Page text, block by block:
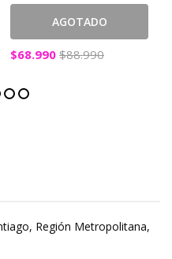
AGOTADO
$68.990 $88.990
Región Metropolitana,